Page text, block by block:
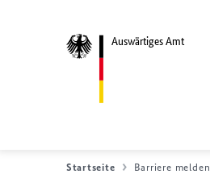
Auswärtiges Amt
Startseite Barriere melden